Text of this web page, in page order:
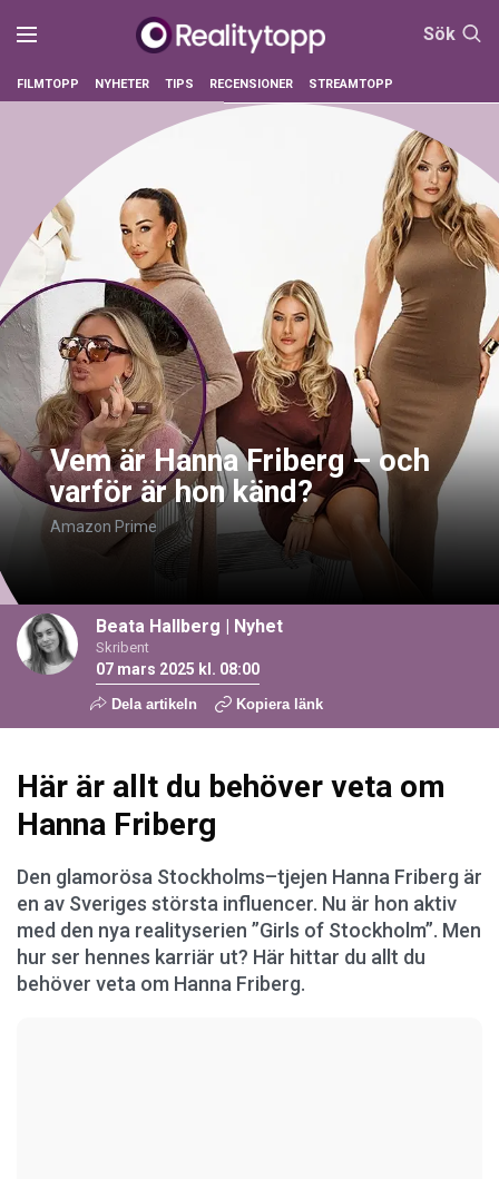
Sök
FILMTOPP NYHETER TIPS RECENSIONER STREAMTOPP
Vem är Hanna Friberg – och
varför är hon känd?
Amazon Prime
Beata Hallberg | Nyhet
Skribent
07 mars 2025 kl. 08:00
Dela artikeln Kopiera länk
Här är allt du behöver veta om
Hanna Friberg
Den glamorösa Stockholms–tjejen Hanna Friberg är
en av Sveriges största influencer. Nu är hon aktiv
med den nya realityserien ”Girls of Stockholm”. Men
hur ser hennes karriär ut? Här hittar du allt du
behöver veta om Hanna Friberg.